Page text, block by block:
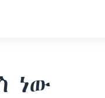
ነው